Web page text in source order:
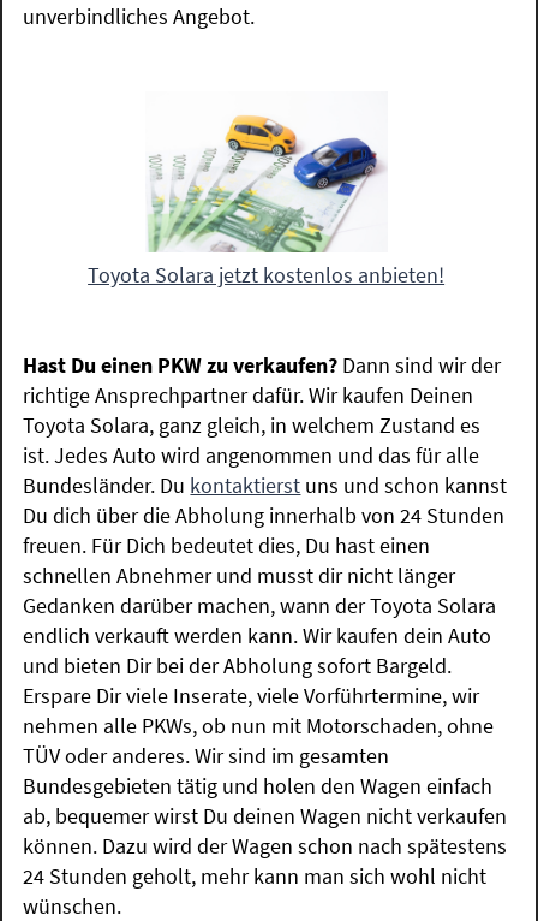
unverbindliches Angebot.
Toyota Solara jetzt kostenlos anbieten!
Hast Du einen PKW zu verkaufen? Dann sind wir der
richtige Ansprechpartner dafür. Wir kaufen Deinen
Toyota Solara, ganz gleich, in welchem Zustand es
ist. Jedes Auto wird angenommen und das für alle
Bundesländer. Du kontaktierst uns und schon kannst
Du dich über die Abholung innerhalb von 24 Stunden
freuen. Für Dich bedeutet dies, Du hast einen
schnellen Abnehmer und musst dir nicht länger
Gedanken darüber machen, wann der Toyota Solara
endlich verkauft werden kann. Wir kaufen dein Auto
und bieten Dir bei der Abholung sofort Bargeld.
Erspare Dir viele Inserate, viele Vorführtermine, wir
nehmen alle PKWs, ob nun mit Motorschaden, ohne
TÜV oder anderes. Wir sind im gesamten
Bundesgebieten tätig und holen den Wagen einfach
ab, bequemer wirst Du deinen Wagen nicht verkaufen
können. Dazu wird der Wagen schon nach spätestens
24 Stunden geholt, mehr kann man sich wohl nicht
wünschen.